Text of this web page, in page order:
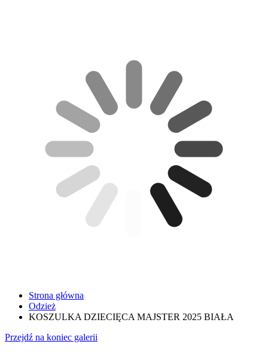
Strona główna
Odzież
KOSZULKA DZIECIĘCA MAJSTER 2025 BIAŁA
Przejdź na koniec galerii